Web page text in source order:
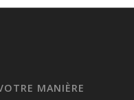
MANIÈRE